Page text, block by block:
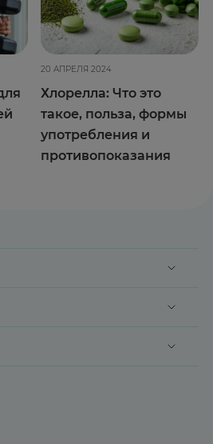
20 АПРЕЛЯ 2024
Хлорелла: Что это
такое, польза, формы
употребления и
противопоказания